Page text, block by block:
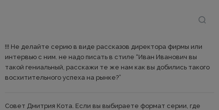
!!! Не делайте серию в виде рассказов директора фирмы или
интервью с ним. не надо писать в стиле “Иван Иванович вы
такой гениальный, расскажи те же нам как вы добились такого
восхитительного успеха на рынке?”
Совет Дмитрия Кота. Если вы выбираете формат серии, где